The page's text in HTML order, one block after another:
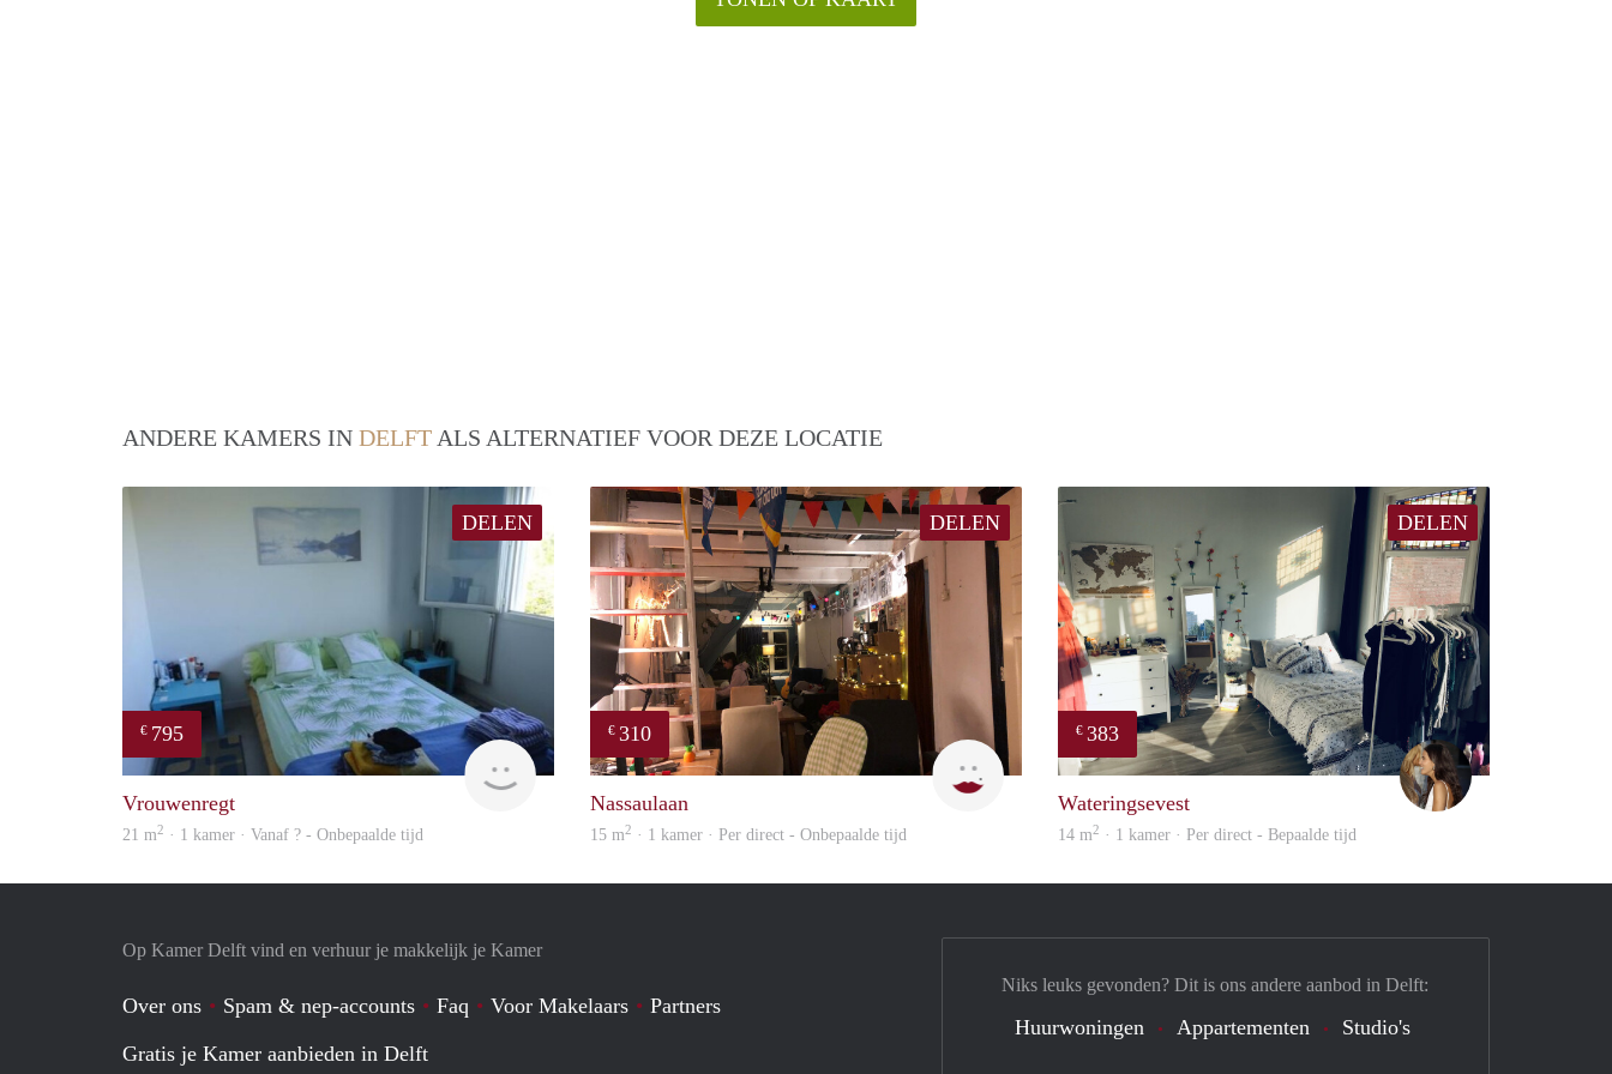
ANDERE KAMERS IN DELFT ALS ALTERNATIEF VOOR DEZE LOCATIE
DELEN
€ 795
finder
Vrouwenregt
21 m2 · 1 kamer · Vanaf ? - Onbepaalde tijd
DELEN
€ 310
Charlotte
Nassaulaan
15 m2 · 1 kamer · Per direct - Onbepaalde tijd
DELEN
€ 383
Karima
Wateringsevest
14 m2 · 1 kamer · Per direct - Bepaalde tijd
Op Kamer Delft vind en verhuur je makkelijk je Kamer
Over ons Spam & nep-accounts Faq Voor Makelaars
Partners
Gratis je Kamer aanbieden in Delft
Niks leuks gevonden? Dit is ons andere aanbod in Delft:
Huurwoningen Appartementen Studio's